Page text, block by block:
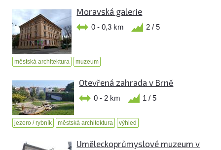
Moravská galerie
0 - 0,3 km 2 / 5
městská architektura muzeum
Otevřená zahrada v Brně
0 - 2 km 1 / 5
jezero / rybník městská architektura výhled
Uměleckoprůmyslové muzeum v